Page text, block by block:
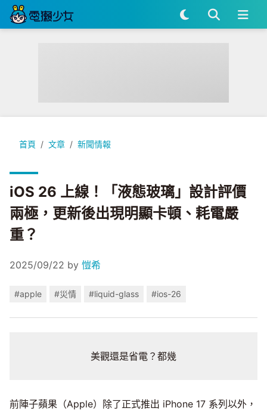
首頁 文章 新聞情報
iOS 26 上線！「液態玻璃」設計評價兩極，更新後出現明顯卡
iOS 26 上線！「液態玻璃」設計評價
兩極，更新後出現明顯卡頓、耗電嚴
重？
2025/09/22 by 愷希
#apple #災情 #liquid-glass #ios-26
美觀還是省電？都幾
前陣子蘋果（Apple）除了正式推出 iPhone 17 系列以外，